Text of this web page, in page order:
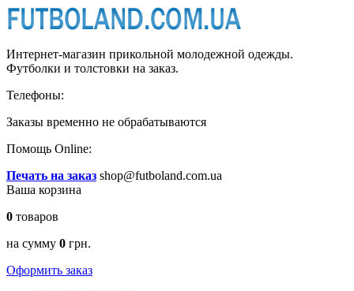
Интернет-магазин прикольной молодежной одежды.
Футболки и толстовки на заказ.
Телефоны:
Заказы временно не обрабатываются
Помощь Online:
Печать на заказ shop@futboland.com.ua
Ваша корзина
0 товаров
на сумму 0 грн.
Оформить заказ